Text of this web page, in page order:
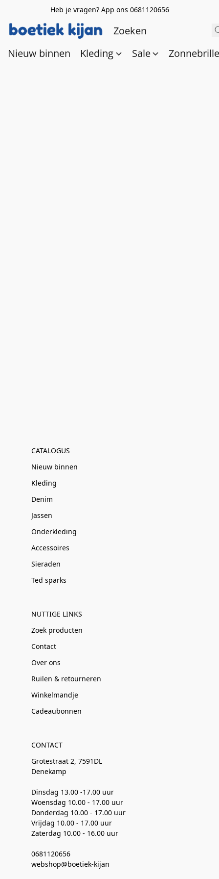
Heb je vragen? App ons 0681120656
Nieuw binnen Kleding Sale
CATALOGUS
Nieuw binnen
Kleding
Denim
Jassen
Onderkleding
Accessoires
Sieraden
Ted sparks
NUTTIGE LINKS
Zoek producten
Contact
Over ons
Ruilen & retourneren
Winkelmandje
Cadeaubonnen
CONTACT
Grotestraat 2, 7591DL
Denekamp
Dinsdag 13.00 -17.00 uur
Woensdag 10.00 - 17.00 uur
Donderdag 10.00 - 17.00 uur
Vrijdag 10.00 - 17.00 uur
Zaterdag 10.00 - 16.00 uur
0681120656
webshop@boetiek-kijan